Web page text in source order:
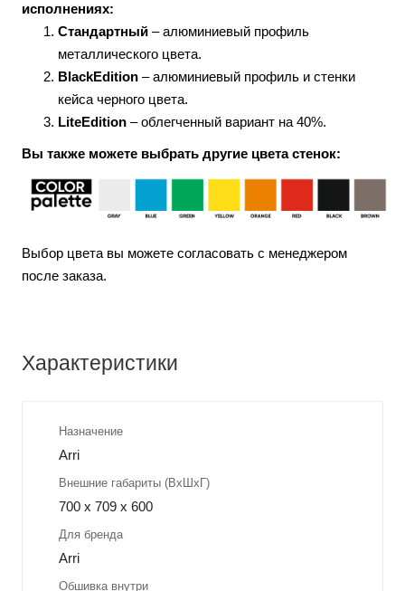
исполнениях:
Стандартный – алюминиевый профиль
металлического цвета.
BlackEdition – алюминиевый профиль и стенки
кейса черного цвета.
LiteEdition – облегченный вариант на 40%.
Вы также можете выбрать другие цвета стенок:
Выбор цвета вы можете согласовать с менеджером
после заказа.
Характеристики
Назначение
Arri
Внешние габариты (ВхШхГ)
700 x 709 x 600
Для бренда
Arri
Обшивка внутри